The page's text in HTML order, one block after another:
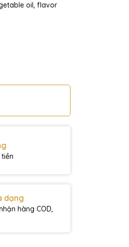
oil, flavor
dạng
hàng COD,